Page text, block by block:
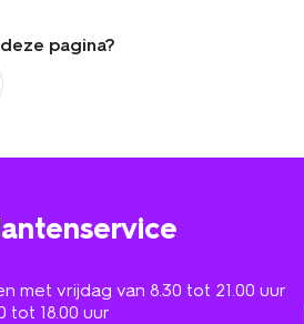
pagina?
met vrijdag van 8.30 tot 21.00 uur
tot 18.00 uur